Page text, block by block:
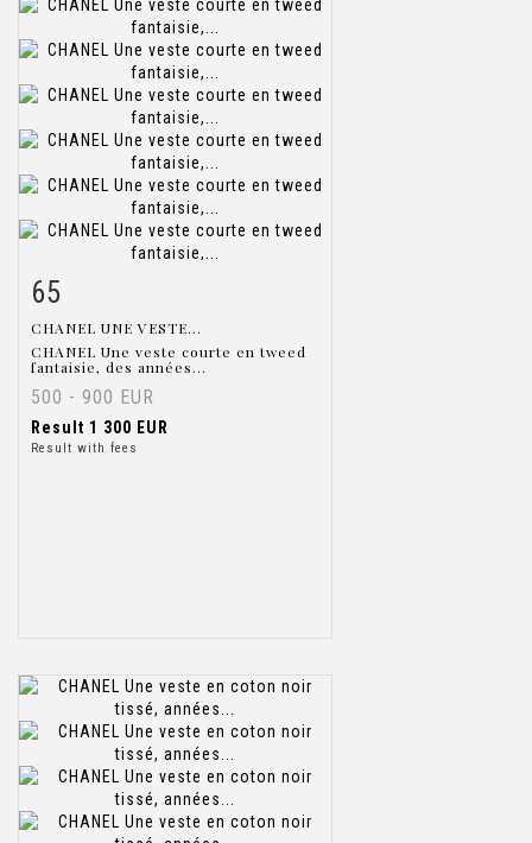
65
CHANEL UNE VESTE...
CHANEL Une veste courte en tweed
fantaisie, des années...
500 - 900 EUR
Result 1 300 EUR
Result with fees